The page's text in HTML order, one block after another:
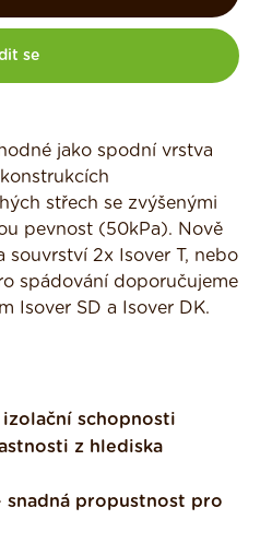
se
jako spodní vrstva
střech se zvýšenými
pevnost (50kPa). Nově
souvrství 2x Isover T, nebo
spádování doporučujeme
Isover SD a Isover DK.
schopnosti
z hlediska
propustnost pro